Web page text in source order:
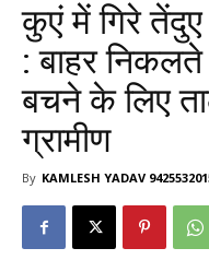
कुएं में गिरे
: बाहर निकलते
बचने के लिए
ग्रामीण
By KAMLESH YADAV